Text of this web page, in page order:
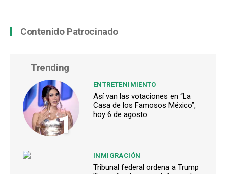
Contenido Patrocinado
Trending
1
ENTRETENIMIENTO
Así van las votaciones en “La
Casa de los Famosos México”,
hoy 6 de agosto
INMIGRACIÓN
Tribunal federal ordena a Trump